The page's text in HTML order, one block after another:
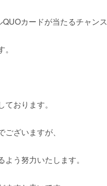
カードが当たるチャン
おります。
ざいますが、
う努力いたします。